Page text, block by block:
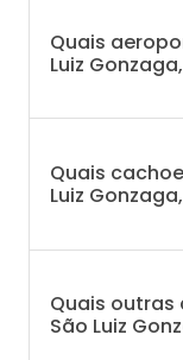
Quais
Luiz
Quais
Luiz
Quais
São Luiz